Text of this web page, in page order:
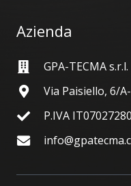
Azienda
GPA-TECMA s.r.l.
Via Paisiello, 6/
P.IVA